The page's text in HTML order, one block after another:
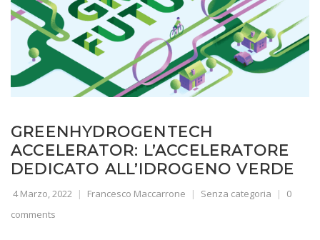
GREENHYDROGENTECH
ACCELERATOR: L’ACCELERATORE
DEDICATO ALL’IDROGENO VERDE
4 Marzo, 2022 Francesco Maccarrone Senza categoria
0
comments